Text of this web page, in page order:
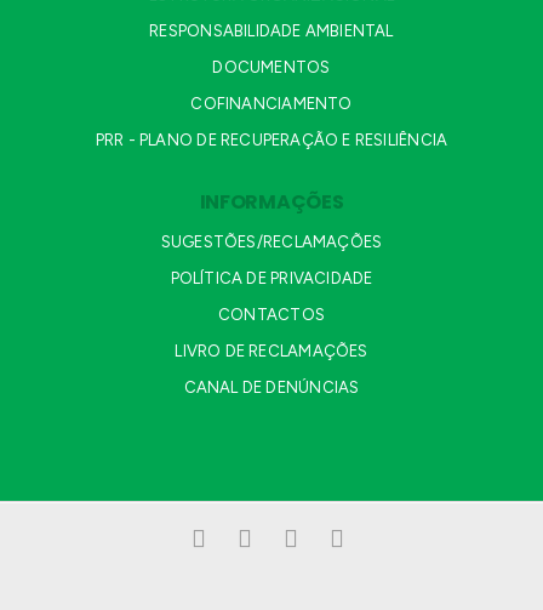
RESPONSABILIDADE AMBIENTAL
DOCUMENTOS
COFINANCIAMENTO
PRR - PLANO DE RECUPERAÇÃO E RESILIÊNCIA
INFORMAÇÕES
SUGESTÕES/RECLAMAÇÕES
POLÍTICA DE PRIVACIDADE
CONTACTOS
LIVRO DE RECLAMAÇÕES
CANAL DE DENÚNCIAS